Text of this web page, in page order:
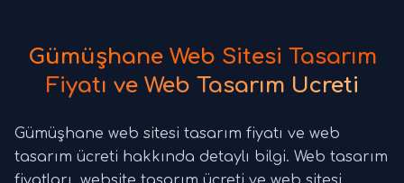
Gümüşhane Web Sitesi Tasarım
Fiyatı ve Web Tasarım Ücreti
Gümüşhane web sitesi tasarım fiyatı ve web
tasarım ücreti hakkında detaylı bilgi. Web tasarım